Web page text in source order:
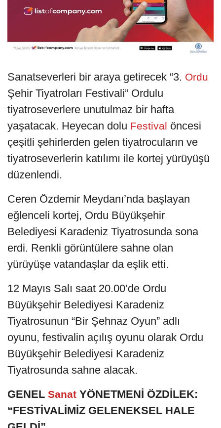
Sanatseverleri bir araya getirecek “3. Ordu
Şehir Tiyatroları Festivali” Ordulu
tiyatroseverlere unutulmaz bir hafta
yaşatacak. Heyecan dolu Festival öncesi
çeşitli şehirlerden gelen tiyatrocuların ve
tiyatroseverlerin katılımı ile kortej yürüyüşü
düzenlendi.
Ceren Özdemir Meydanı’nda başlayan
eğlenceli kortej, Ordu Büyükşehir
Belediyesi Karadeniz Tiyatrosunda sona
erdi. Renkli görüntülere sahne olan
yürüyüşe vatandaşlar da eşlik etti.
12 Mayıs Salı saat 20.00’de Ordu
Büyükşehir Belediyesi Karadeniz
Tiyatrosunun “Bir Şehnaz Oyun” adlı
oyunu, festivalin açılış oyunu olarak Ordu
Büyükşehir Belediyesi Karadeniz
Tiyatrosunda sahne alacak.
GENEL Sanat YÖNETMENİ ÖZDİLEK:
“FESTİVALİMİZ GELENEKSEL HALE